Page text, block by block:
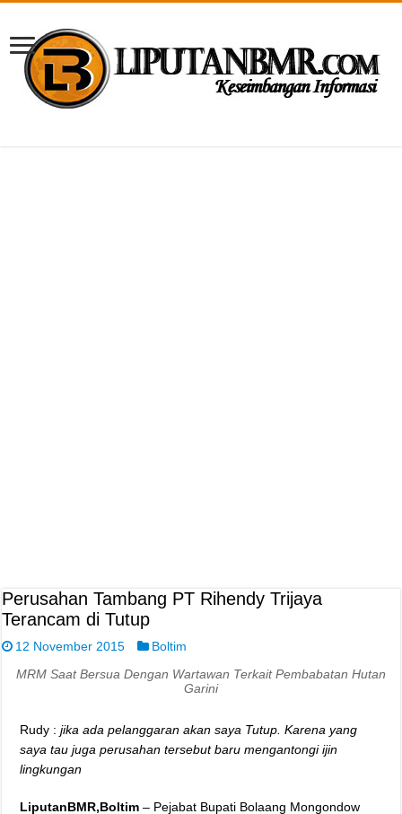
Perusahan Tambang PT Rihendy Trijaya
Terancam di Tutup
12 November 2015
Boltim
MRM Saat Bersua Dengan Wartawan Terkait Pembabatan Hutan
Garini
Rudy : jika ada pelanggaran akan saya Tutup. Karena yang
saya tau juga perusahan tersebut baru mengantongi ijin
lingkungan
LiputanBMR,Boltim – Pejabat Bupati Bolaang Mongondow